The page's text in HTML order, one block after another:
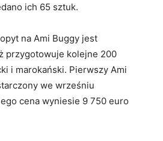
ich 65 sztuk.
na Ami Buggy jest
przygotowuje kolejne 200
i marokański. Pierwszy Ami
we wrześniu
cena wyniesie 9 750 euro